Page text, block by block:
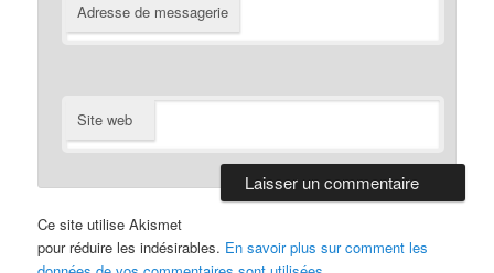
Adresse de messagerie
Site web
Ce site utilise Akismet
pour réduire les indésirables. En savoir plus sur comment les